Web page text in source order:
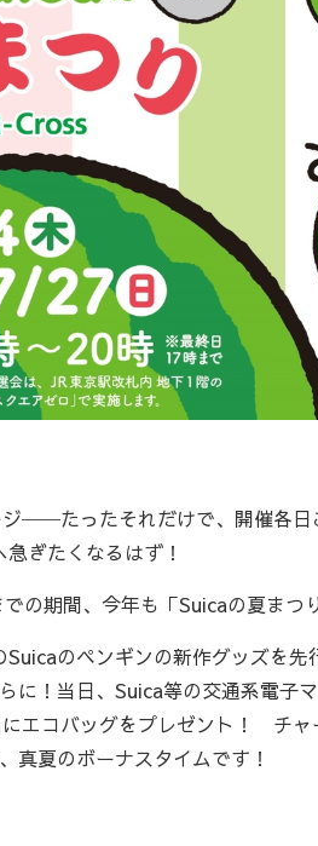
──たったそれだけで、開催各
ぎたくなるはず！
の期間、今年も「Suicaの夏まつ
のペンギンの新作グッズを
に！当日、Suica等の交通系電子
エコバッグをプレゼント！ チ
真夏のボーナスタイムです！